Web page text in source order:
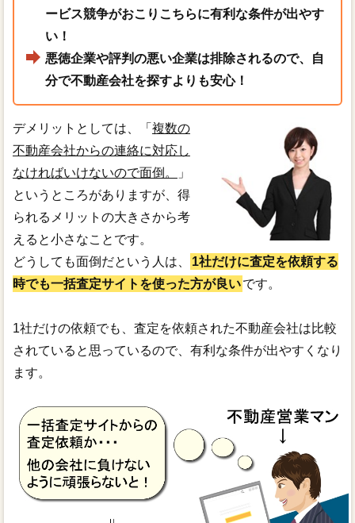
ービス競争がおこりこちらに有利な条件が出やす
い！
悪徳企業や評判の悪い企業は排除されるので、自
分で不動産会社を探すよりも安心！
デメリットとしては、「 複数の
不動産会社からの連絡に対応し
なければいけないので面倒。
」
というところがありますが、得
られるメリットの大きさから考
えると小さなことです。
どうしても面倒だという人は、
1社だけに査定を依頼する
時でも一括査定サイトを使った方が良いです。
1社だけの依頼でも、査定を依頼された不動産会社は比較
されていると思っているので、有利な条件が出やすくなり
ます。